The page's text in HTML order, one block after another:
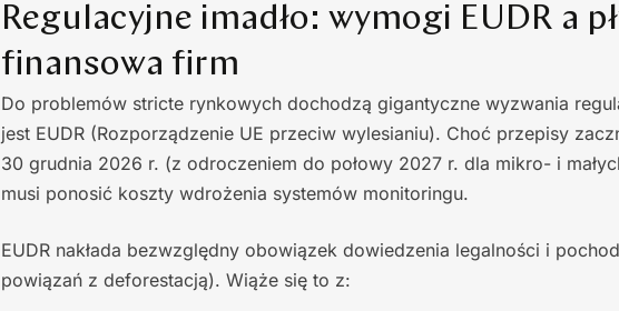
Regulacyjne imadło: wymogi EUDR a
finansowa firm
Do problemów stricte rynkowych dochodzą gigantyczne wyzwania
jest EUDR (Rozporządzenie UE przeciw wylesianiu). Choć przepisy
30 grudnia 2026 r. (z odroczeniem do połowy 2027 r. dla mikro- i
musi ponosić koszty wdrożenia systemów monitoringu.
EUDR nakłada bezwzględny obowiązek dowiedzenia legalności i
powiązań z deforestacją). Wiąże się to z: